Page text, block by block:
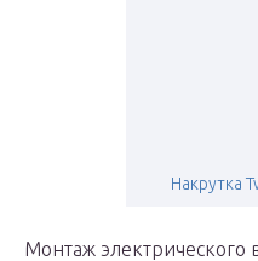
Накрутка
Монтаж электрического